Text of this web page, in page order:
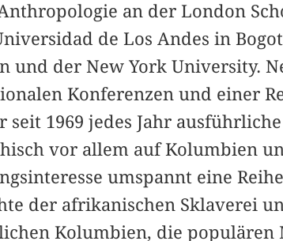
an der London
de Los Andes in
und der New York University.
Konferenzen und einer
seit 1969 jedes Jahr
vor allem auf Kolumbien
umspannt eine
der afrikanischen Sklaverei
Kolumbien, die populären